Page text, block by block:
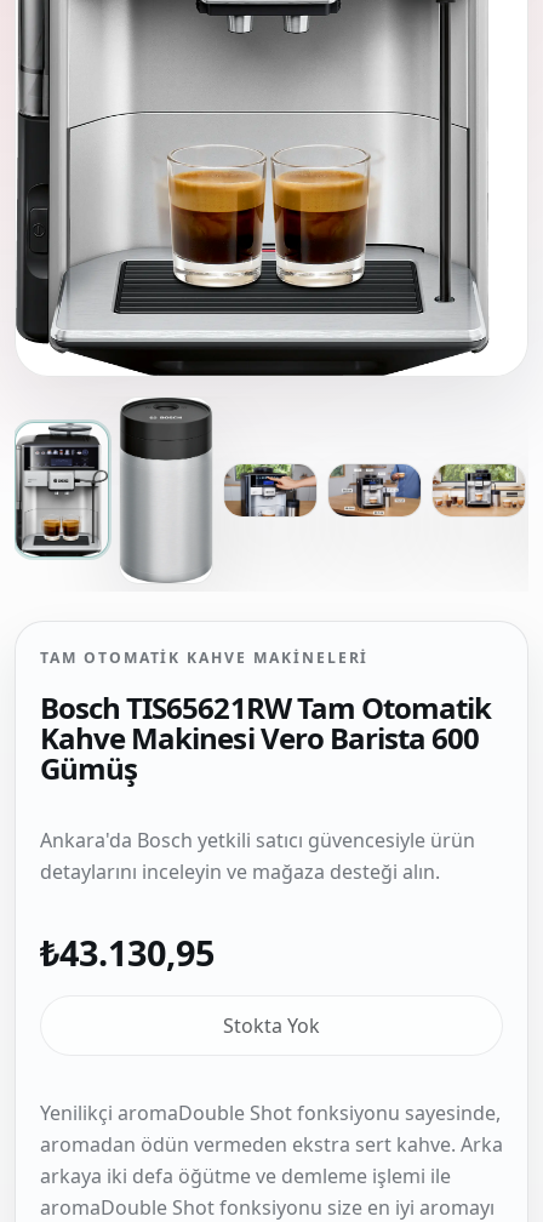
TAM OTOMATIK KAHVE MAKINELERI
Bosch TIS65621RW Tam Otomatik
Kahve Makinesi Vero Barista 600
Gümüş
Ankara'da Bosch yetkili satıcı güvencesiyle ürün
detaylarını inceleyin ve mağaza desteği alın.
₺43.130,95
Stokta Yok
Yenilikçi aromaDouble Shot fonksiyonu sayesinde,
aromadan ödün vermeden ekstra sert kahve. Arka
arkaya iki defa öğütme ve demleme işlemi ile
aromaDouble Shot fonksiyonu size en iyi aromayı